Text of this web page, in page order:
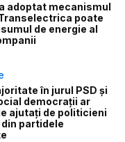
adoptat mecanismul
poate
de energie al
în jurul PSD și
democrații ar
ajutați de politicieni
din partidele